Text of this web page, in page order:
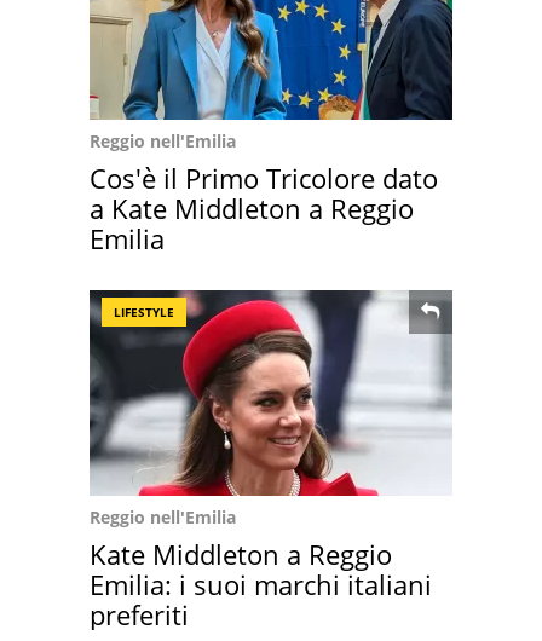
Reggio nell'Emilia
Cos'è il Primo Tricolore dato
a Kate Middleton a Reggio
Emilia
LIFESTYLE
Reggio nell'Emilia
Kate Middleton a Reggio
Emilia: i suoi marchi italiani
preferiti